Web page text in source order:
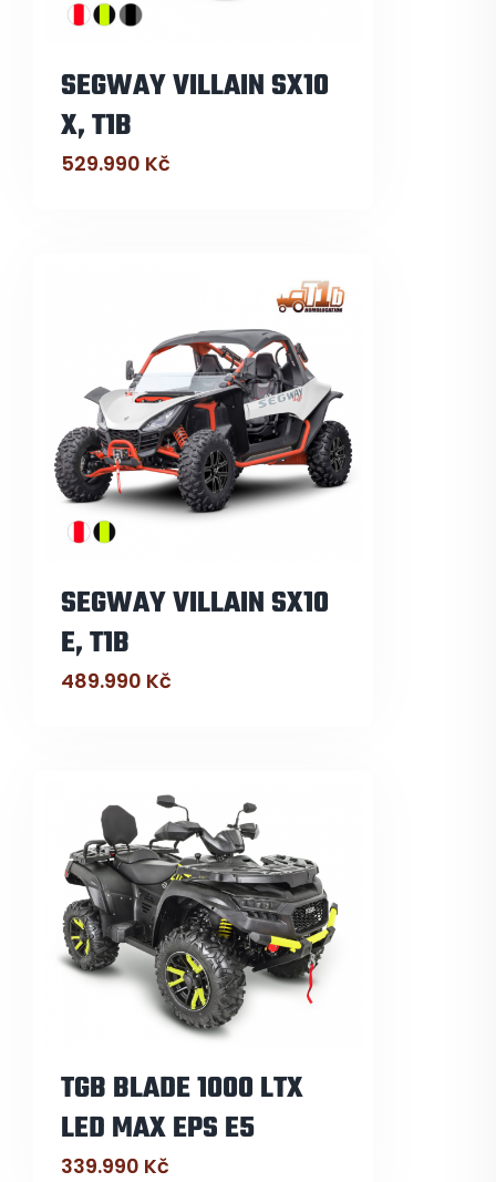
SEGWAY VILLAIN SX10
X, T1B
529.990 Kč
SEGWAY VILLAIN SX10
E, T1B
489.990 Kč
TGB BLADE 1000 LTX
LED MAX EPS E5
339.990 Kč